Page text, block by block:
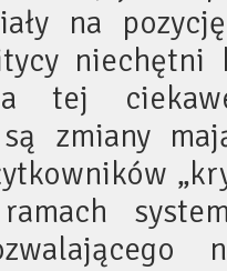
na
tej
zmiany